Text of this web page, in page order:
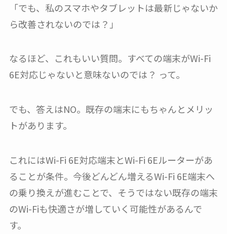
「でも、私のスマホやタブレットは最新じゃないか
ら改善されないのでは？」
なるほど、これもいい質問。すべての端末がWi-Fi
6E対応じゃないと意味ないのでは？ って。
でも、答えはNO。既存の端末にもちゃんとメリッ
トがあります。
これにはWi-Fi 6E対応端末とWi-Fi 6Eルーターがあ
ることが条件。今後どんどん増えるWi-Fi 6E端末へ
の乗り換えが進むことで、そうではない既存の端末
のWi-Fiも快適さが増していく可能性があるんで
す。